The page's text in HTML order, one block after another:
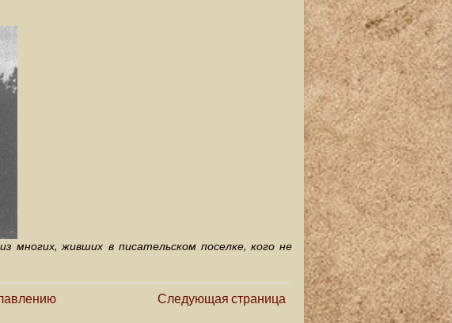
многих, живших в писательском поселке, кого не
Следующая страница